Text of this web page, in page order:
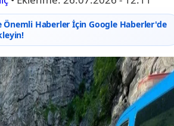
Önemli Haberler İçin Google Haberler'de